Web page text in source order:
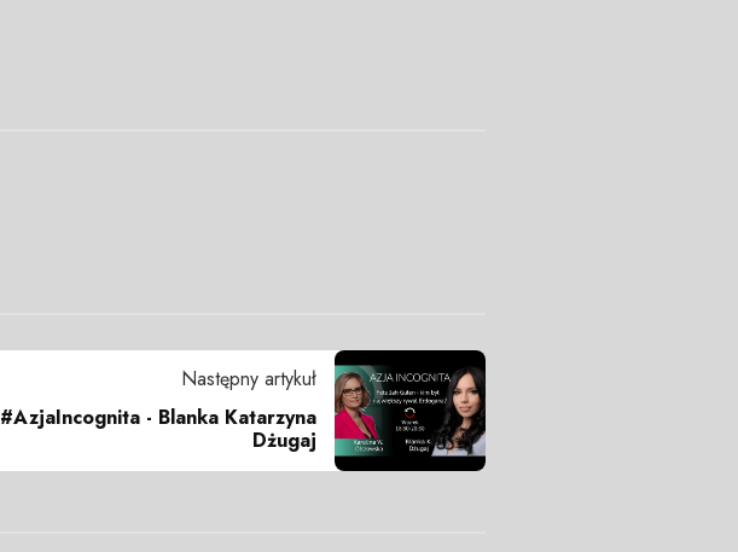
Następny artykuł
#AzjaIncognita - Blanka Katarzyna
Dżugaj